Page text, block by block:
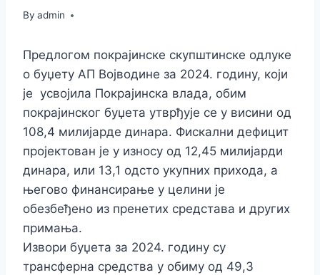
By admin
Предлогом покрајинске скупштинске одлуке
о буџету АП Војводине за 2024. годину, који
је усвојила Покрајинска влада, обим
покрајинског буџета утврђује се у висини од
108,4 милијарде динара. Фискални дефицит
пројектован је у износу од 12,45 милијарди
динара, или 13,1 одсто укупних прихода, а
његово финансирање у целини је
обезбеђено из пренетих средстава и других
примања.
Извори буџета за 2024. годину су
трансферна средства у обиму од 49,3